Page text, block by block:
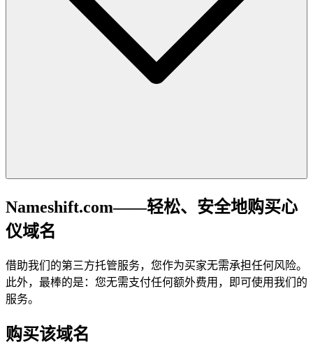
Nameshift.com——轻松、安全地购买心
仪域名
借助我们的第三方托管服务，您作为买家无需承担任何风险。
此外，最棒的是：您无需支付任何额外费用，即可使用我们的
服务。
购买该域名